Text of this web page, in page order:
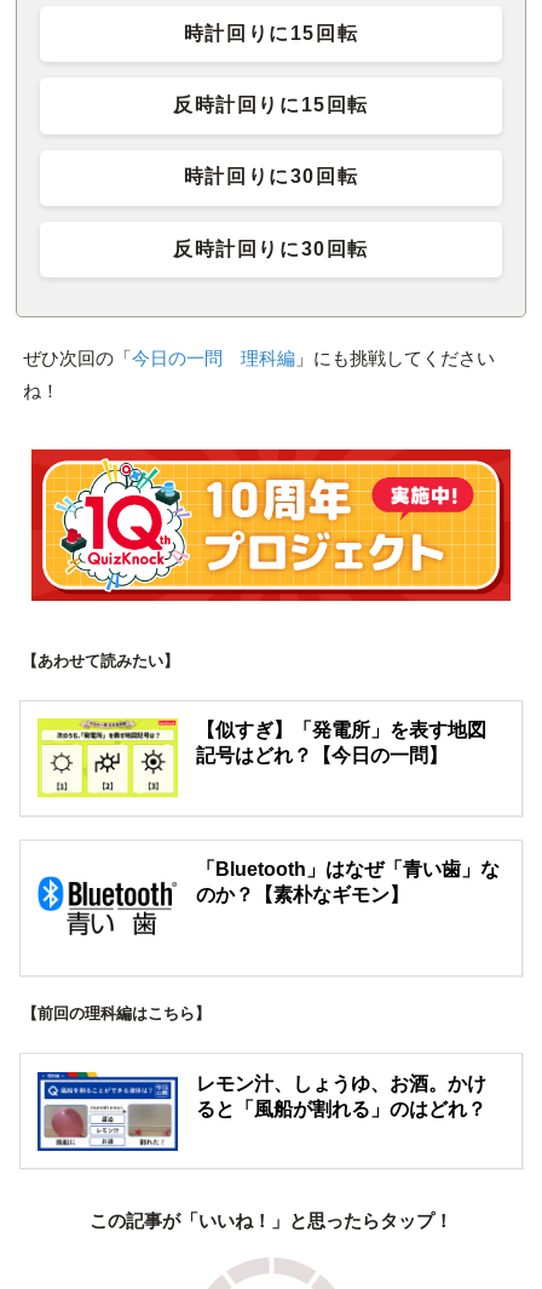
時計回りに15回転
反時計回りに15回転
時計回りに30回転
反時計回りに30回転
ぜひ次回の「今日の一問 理科編」にも挑戦してください
ね！
【あわせて読みたい】
【似すぎ】「発電所」を表す地図
記号はどれ？【今日の一問】
「Bluetooth」はなぜ「青い歯」な
のか？【素朴なギモン】
【前回の理科編はこちら】
レモン汁、しょうゆ、お酒。かけ
ると「風船が割れる」のはどれ？
この記事が「いいね！」と思ったらタップ！